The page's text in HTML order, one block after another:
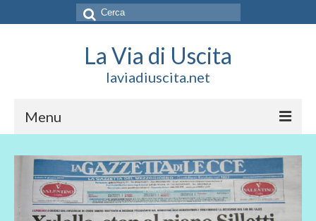
Cerca:
La Via di Uscita
laviadiuscita.net
Menu
HOME
CHI SIAMO
SOCIAL